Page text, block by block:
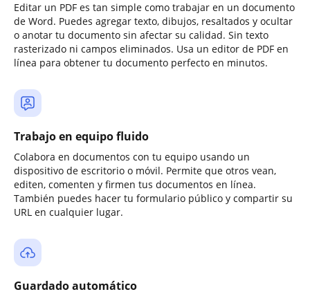
Editar un PDF es tan simple como trabajar en un documento
de Word. Puedes agregar texto, dibujos, resaltados y ocultar
o anotar tu documento sin afectar su calidad. Sin texto
rasterizado ni campos eliminados. Usa un editor de PDF en
línea para obtener tu documento perfecto en minutos.
Trabajo en equipo fluido
Colabora en documentos con tu equipo usando un
dispositivo de escritorio o móvil. Permite que otros vean,
editen, comenten y firmen tus documentos en línea.
También puedes hacer tu formulario público y compartir su
URL en cualquier lugar.
Guardado automático